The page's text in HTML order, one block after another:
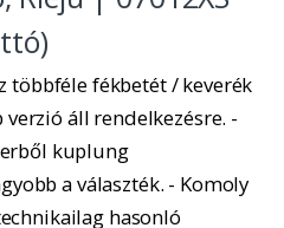
többféle fékbetét / keverék
áll rendelkezésre. -
kuplung
a választék. - Komoly
hasonló